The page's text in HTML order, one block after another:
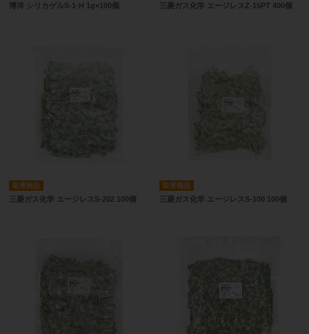
博洋 シリカゲルS-1-H 1g×100個 三菱ガス化学 エージレスZ-15PT 400個
取寄商品
三菱ガス化学 エージレスS-202 100個
取寄商品
三菱ガス化学 エージレスS-100 100個